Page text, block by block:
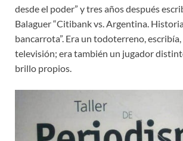
desde el poder” y tres años después
Balaguer “Citibank vs. Argentina.
bancarrota”. Era un todoterreno,
televisión; era también un jugador
brillo propios.